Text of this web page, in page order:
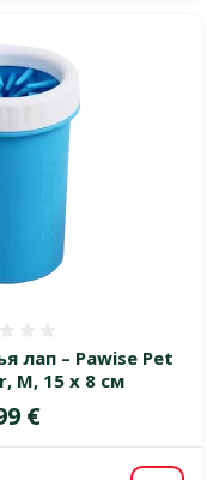
лап – Pawise Pet
M, 15 х 8 см
€